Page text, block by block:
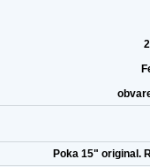
Poka 15" original.